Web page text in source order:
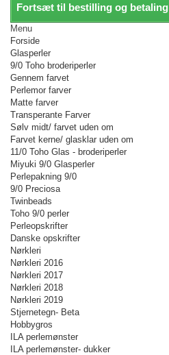
Fortsæt til bestilling og betaling
Menu
Forside
Glasperler
9/0 Toho broderiperler
Gennem farvet
Perlemor farver
Matte farver
Transperante Farver
Sølv midt/ farvet uden om
Farvet kerne/ glasklar uden om
11/0 Toho Glas - broderiperler
Miyuki 9/0 Glasperler
Perlepakning 9/0
9/0 Preciosa
Twinbeads
Toho 9/0 perler
Perleopskrifter
Danske opskrifter
Nørkleri
Nørkleri 2016
Nørkleri 2017
Nørkleri 2018
Nørkleri 2019
Stjernetegn- Beta
Hobbygros
ILA perlemønster
ILA perlemønster- dukker